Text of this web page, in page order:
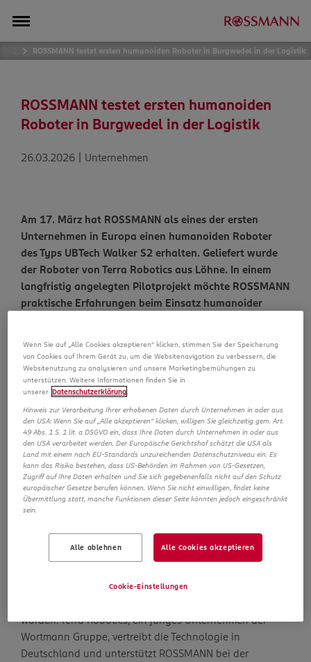
… ROSSMANN testet ersten humanoiden Roboter in Burgwedel in der Logistik
ROSSMANN testet ersten humanoiden
Roboter in Burgwedel in der Logistik
26.03.2026 | Unternehmen
Am 17. März hat ROSSMANN als eines der ersten
Unternehmen in Europa einen humanoiden Roboter
des Typs UBTech Walker S2 erhalten. Geliefert wurde
der Roboter von Terra Robotics aus Löhne. In einem
langfristig angelegten Pilotprojekt möchte ROSSMANN
praktische Erfahrungen beim Einsatz humanoider
Mitarbeiter prüfen und die Basis für eine mögliche
Skalierung schaffen.
Walker S2 in bestehende Abläufe der ROSSMANN-
Logistik integriert werden kann. Der Test ist auf das
gesamte Jahr 2026 angelegt und folgt einer klaren
Roadmap mit mehreren Projektphasen – von ersten Use-
Case-Szenarien über den schrittweisen Einsatz in der
Praxis bis hin zur Bewertung einer möglichen
Freiheitsgrade, durch die der humanoide Roboter die
Beweglichkeit eines Menschen in vielen Bereichen
seine Batterie eigenständig wechseln und ist speziell für
worden. Terra Robotics, ein junges Unternehmen der
Wortmann Gruppe, vertreibt die Technologie in
Deutschland und unterstützt ROSSMANN bei der
Wenn Sie auf „Alle Cookies akzeptieren“ klicken, stimmen Sie der Speicherung
von Cookies auf Ihrem Gerät zu, um die Websitenavigation zu verbessern, die
Websitenutzung zu analysieren und unsere Marketingbemühungen zu
unterstützen. Weitere Informationen finden Sie in
unserer Datenschutzerklärung
Hinweis zur Verarbeitung Ihrer erhobenen Daten durch Unternehmen in oder aus
den USA: Wenn Sie auf „Alle akzeptieren“ klicken, willigen Sie gleichzeitig gem. Art.
49 Abs. 1 S. 1 lit. a DSGVO ein, dass Ihre Daten durch Unternehmen in oder aus
den USA verarbeitet werden. Der Europäische Gerichtshof schätzt die USA als
Land mit einem nach EU-Standards unzureichenden Datenschutzniveau ein. Es
kann das Risiko bestehen, dass US-Behörden im Rahmen von US-Gesetzen,
Zugriff auf Ihre Daten erhalten und Sie sich gegebenenfalls nicht auf den Schutz
europäischer Gesetze berufen können. Wenn Sie nicht einwilligen, findet keine
Übermittlung statt, manche Funktionen dieser Seite könnten jedoch eingeschränkt
sein.
Alle ablehnen Alle Cookies akzeptieren
Cookie-Einstellungen